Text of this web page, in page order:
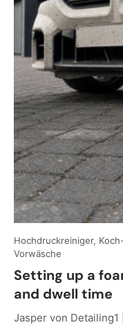
Hochdruckreiniger,
Vorwäsche
Setting up a
and dwell time
Jasper von Detailing1 |